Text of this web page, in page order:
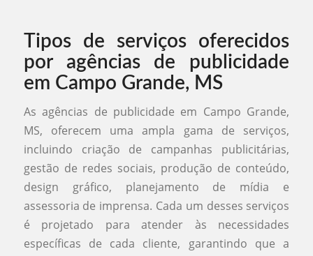
Tipos de serviços oferecidos
por agências de publicidade
em Campo Grande, MS
As agências de publicidade em Campo Grande,
MS, oferecem uma ampla gama de serviços,
incluindo criação de campanhas publicitárias,
gestão de redes sociais, produção de conteúdo,
design gráfico, planejamento de mídia e
assessoria de imprensa. Cada um desses serviços
é projetado para atender às necessidades
específicas de cada cliente, garantindo que a